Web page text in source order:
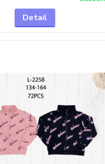
Detail